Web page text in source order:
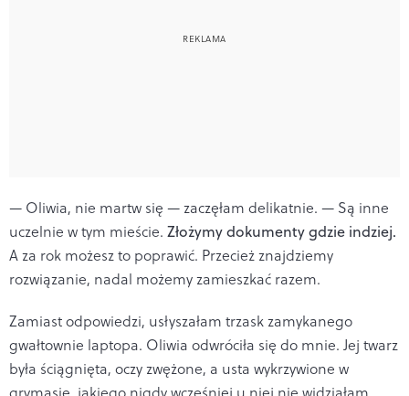
— Oliwia, nie martw się — zaczęłam delikatnie. — Są inne
uczelnie w tym mieście. Złożymy dokumenty gdzie indziej.
A za rok możesz to poprawić. Przecież znajdziemy
rozwiązanie, nadal możemy zamieszkać razem.
Zamiast odpowiedzi, usłyszałam trzask zamykanego
gwałtownie laptopa. Oliwia odwróciła się do mnie. Jej twarz
była ściągnięta, oczy zwężone, a usta wykrzywione w